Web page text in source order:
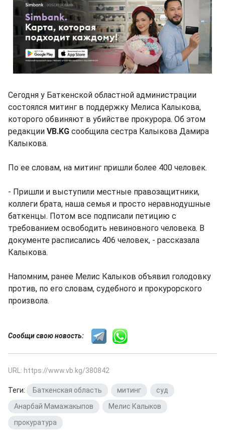
Сегодня у Баткенской областной администрации
состоялся митинг в поддержку Мелиса Калыкова,
которого обвиняют в убийстве прокурора. Об этом
редакции VB.KG сообщила сестра Калыкова Дамира
Калыкова.
По ее словам, на митинг пришли более 400 человек.
- Пришли и выступили местные правозащитники,
коллеги брата, наша семья и просто неравнодушные
баткенцы. Потом все подписали петицию с
требованием освободить невиновного человека. В
документе расписались 406 человек, - рассказала
Калыкова.
Напомним, ранее Мелис Калыков объявил голодовку
против, по его словам, судебного и прокурорского
произвола.
Сообщи свою новость:
URL: https://www.vb.kg/380842
Теги: Баткенская область митинг суд
Анарбай Мамажакыпов
Мелис Калыков
прокуратура